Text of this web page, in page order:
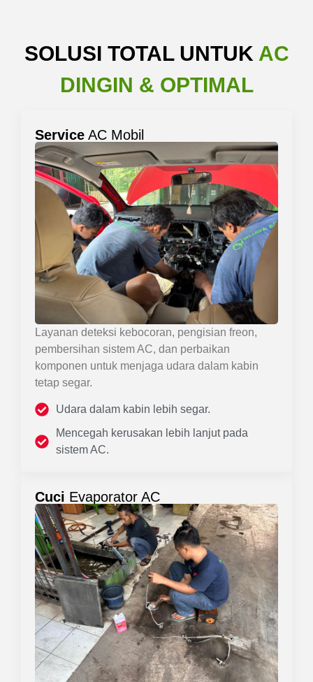
SOLUSI TOTAL UNTUK AC
DINGIN & OPTIMAL
Service AC Mobil
Layanan deteksi kebocoran, pengisian freon,
pembersihan sistem AC, dan perbaikan
komponen untuk menjaga udara dalam kabin
tetap segar.
Udara dalam kabin lebih segar.
Mencegah kerusakan lebih lanjut pada
sistem AC.
Cuci Evaporator AC